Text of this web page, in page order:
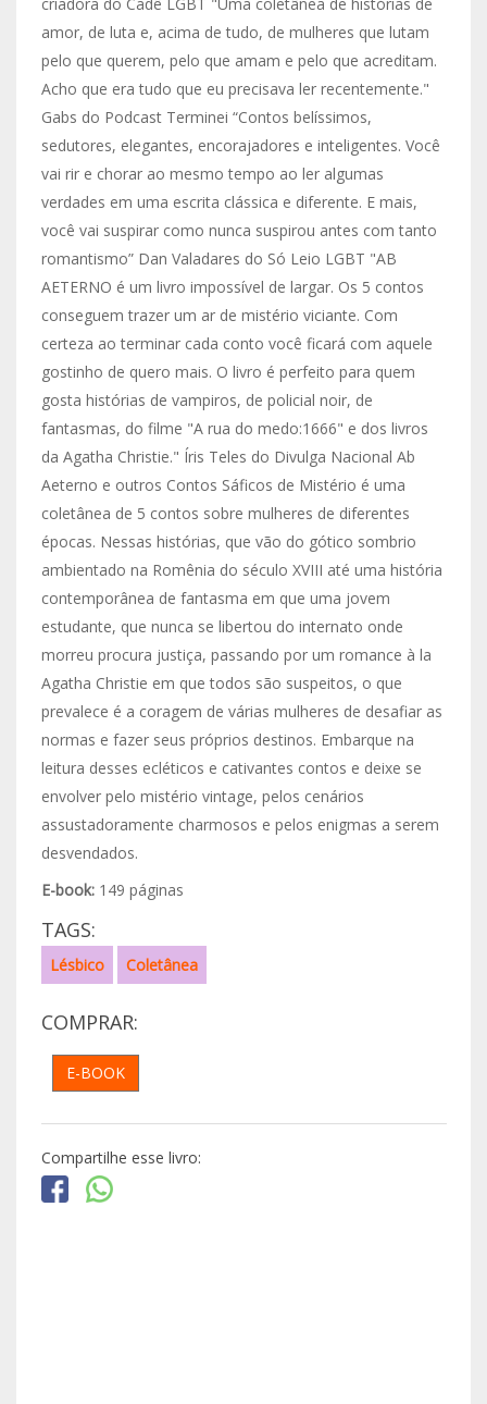
amor, de luta e, acima de tudo, de mulheres que lutam
pelo que querem, pelo que amam e pelo que acreditam.
Acho que era tudo que eu precisava ler recentemente."
Gabs do Podcast Terminei “Contos belíssimos,
sedutores, elegantes, encorajadores e inteligentes. Você
vai rir e chorar ao mesmo tempo ao ler algumas
verdades em uma escrita clássica e diferente. E mais,
você vai suspirar como nunca suspirou antes com tanto
romantismo” Dan Valadares do Só Leio LGBT "AB
AETERNO é um livro impossível de largar. Os 5 contos
conseguem trazer um ar de mistério viciante. Com
certeza ao terminar cada conto você ficará com aquele
gostinho de quero mais. O livro é perfeito para quem
gosta histórias de vampiros, de policial noir, de
fantasmas, do filme "A rua do medo:1666" e dos livros
da Agatha Christie." Íris Teles do Divulga Nacional Ab
Aeterno e outros Contos Sáficos de Mistério é uma
coletânea de 5 contos sobre mulheres de diferentes
épocas. Nessas histórias, que vão do gótico sombrio
ambientado na Romênia do século XVIII até uma história
contemporânea de fantasma em que uma jovem
estudante, que nunca se libertou do internato onde
morreu procura justiça, passando por um romance à la
Agatha Christie em que todos são suspeitos, o que
prevalece é a coragem de várias mulheres de desafiar as
normas e fazer seus próprios destinos. Embarque na
leitura desses ecléticos e cativantes contos e deixe se
envolver pelo mistério vintage, pelos cenários
assustadoramente charmosos e pelos enigmas a serem
desvendados.
E-book:149 páginas
TAGS:
Lésbico Coletânea
COMPRAR:
E-BOOK
Compartilhe esse livro: